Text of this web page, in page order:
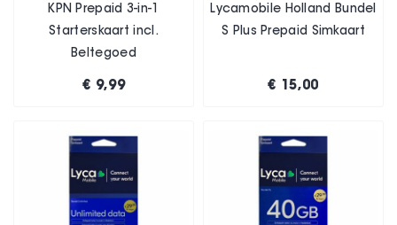
KPN Prepaid 3-in-1
Starterskaart incl.
Beltegoed
€ 9,99
Lycamobile Holland Bundel
S Plus Prepaid Simkaart
€ 15,00